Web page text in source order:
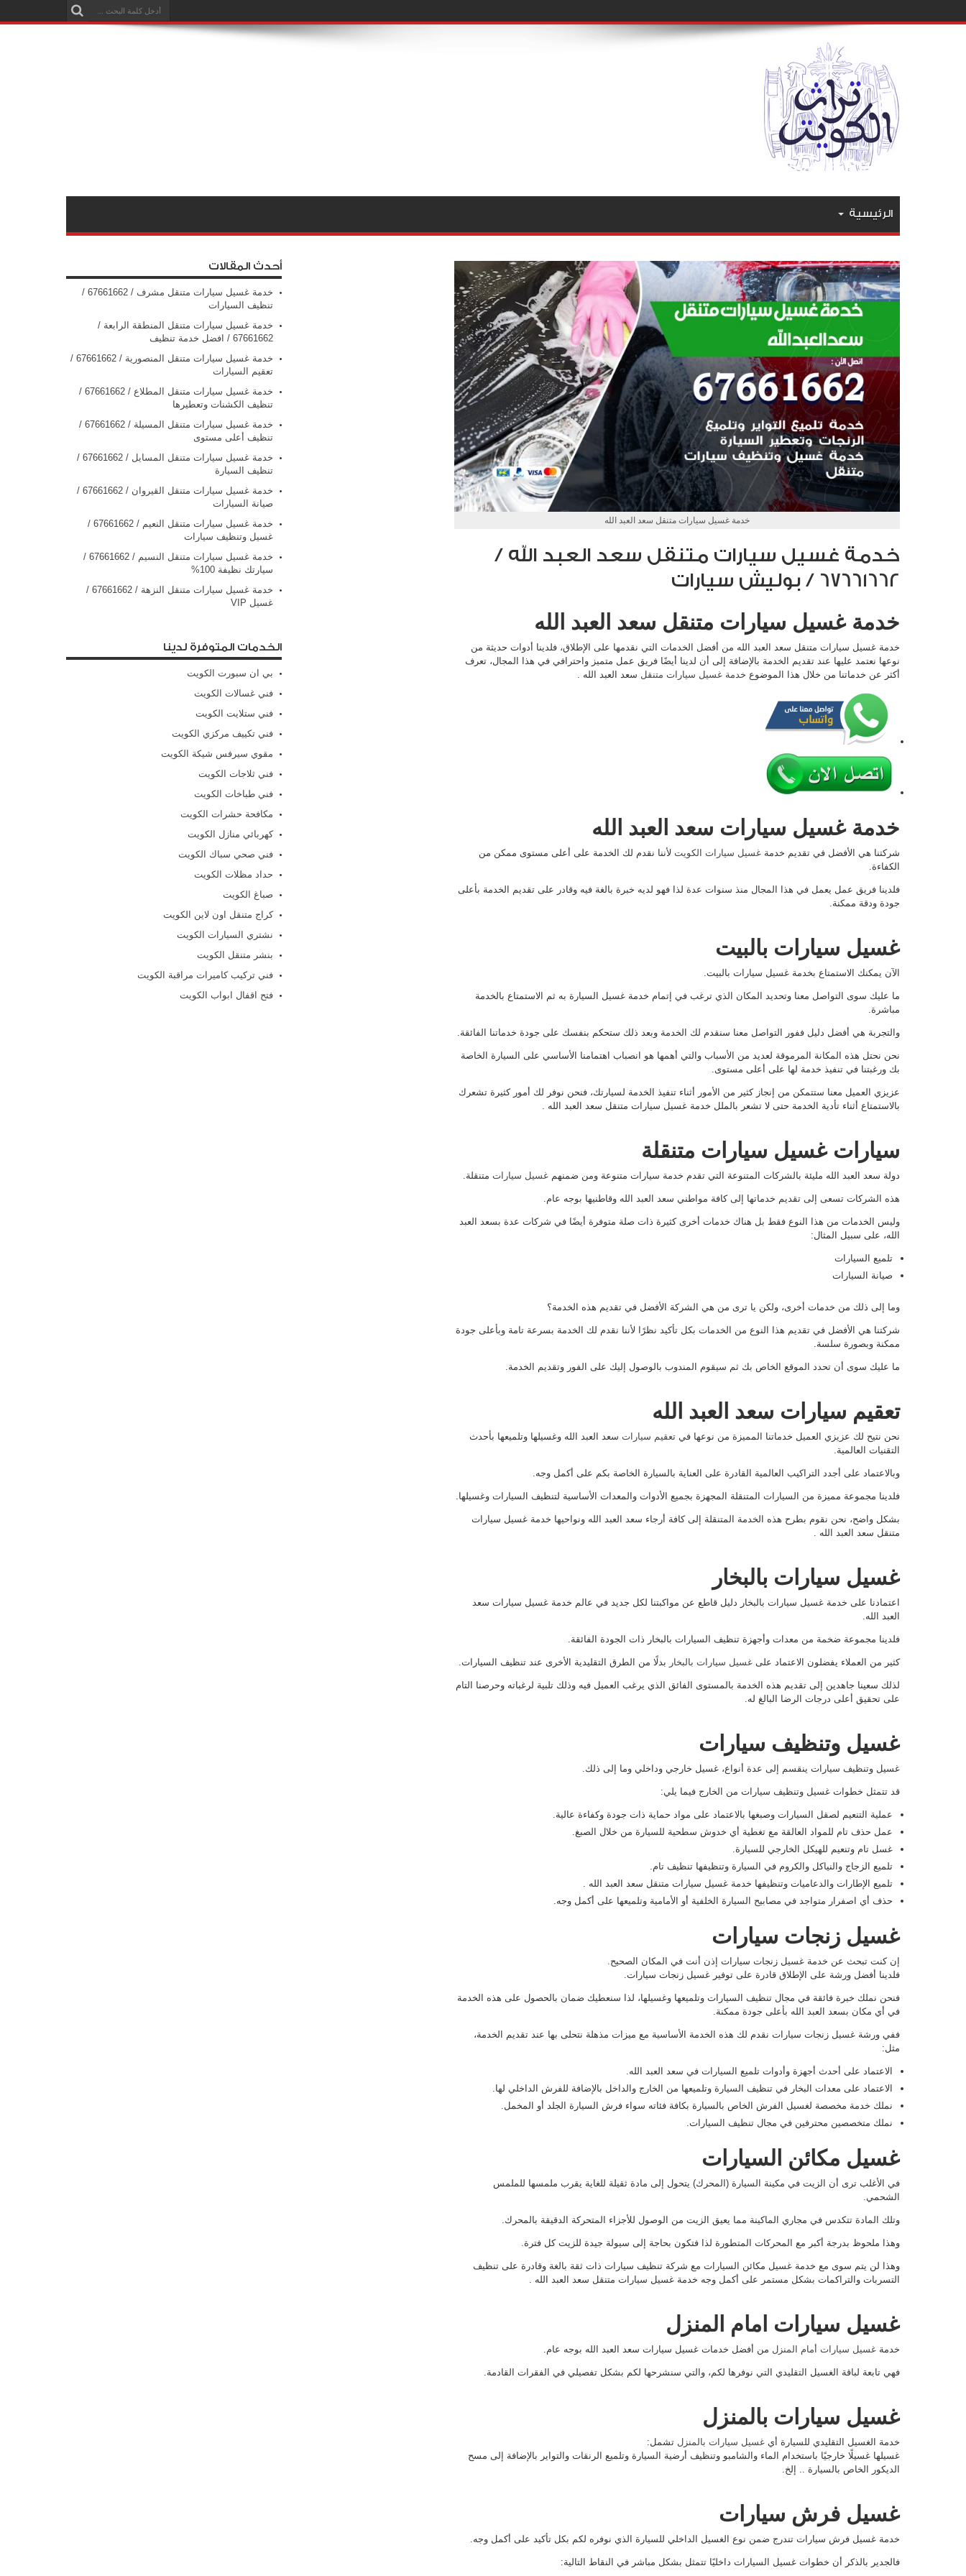
الرئيسية
خدمة غسيل سيارات متنقل سعد العبد الله
خدمة غسيل سيارات متنقل سعد العبد الله /
67661662 / بوليش سيارات
خدمة غسيل سيارات متنقل سعد العبد الله
خدمة غسيل سيارات متنقل سعد العبد الله من أفضل الخدمات التي نقدمها على الإطلاق، فلدينا أدوات حديثة من
نوعها نعتمد عليها عند تقديم الخدمة بالإضافة إلى أن لدينا أيضًا فريق عمل متميز واحترافي في هذا المجال، تعرف
أكثر عن خدماتنا من خلال هذا الموضوع خدمة غسيل سيارات متنقل سعد العبد الله .
خدمة غسيل سيارات سعد العبد الله
شركتنا هي الأفضل في تقديم خدمة غسيل سيارات الكويت لأننا نقدم لك الخدمة على أعلى مستوى ممكن من
الكفاءة.
فلدينا فريق عمل يعمل في هذا المجال منذ سنوات عدة لذا فهو لديه خبرة بالغة فيه وقادر على تقديم الخدمة بأعلى
جودة ودقة ممكنة.
غسيل سيارات بالبيت
الآن يمكنك الاستمتاع بخدمة غسيل سيارات بالبيت.
ما عليك سوى التواصل معنا وتحديد المكان الذي ترغب في إتمام خدمة غسيل السيارة به ثم الاستمتاع بالخدمة
مباشرة.
والتجربة هي أفضل دليل ففور التواصل معنا سنقدم لك الخدمة وبعد ذلك ستحكم بنفسك على جودة خدماتنا الفائقة.
نحن نحتل هذه المكانة المرموقة لعديد من الأسباب والتي أهمها هو انصباب اهتمامنا الأساسي على السيارة الخاصة
بك ورغبتنا في تنفيذ خدمة لها على أعلى مستوى.
عزيزي العميل معنا ستتمكن من إنجاز كثير من الأمور أثناء تنفيذ الخدمة لسيارتك، فنحن نوفر لك أمور كثيرة تشعرك
بالاستمتاع أثناء تأدية الخدمة حتى لا تشعر بالملل خدمة غسيل سيارات متنقل سعد العبد الله .
سيارات غسيل سيارات متنقلة
دولة سعد العبد الله مليئة بالشركات المتنوعة التي تقدم خدمة سيارات متنوعة ومن ضمنهم غسيل سيارات متنقلة.
هذه الشركات تسعى إلى تقديم خدماتها إلى كافة مواطني سعد العبد الله وقاطنيها بوجه عام.
وليس الخدمات من هذا النوع فقط بل هناك خدمات أخرى كثيرة ذات صلة متوفرة أيضًا في شركات عدة بسعد العبد
الله، على سبيل المثال:
تلميع السيارات
صيانة السيارات
وما إلى ذلك من خدمات أخرى، ولكن يا ترى من هي الشركة الأفضل في تقديم هذه الخدمة؟
شركتنا هي الأفضل في تقديم هذا النوع من الخدمات بكل تأكيد نظرًا لأننا نقدم لك الخدمة بسرعة تامة وبأعلى جودة
ممكنة وبصورة سلسة.
ما عليك سوى أن تحدد الموقع الخاص بك ثم سيقوم المندوب بالوصول إليك على الفور وتقديم الخدمة.
تعقيم سيارات سعد العبد الله
نحن نتيح لك عزيزي العميل خدماتنا المميزة من نوعها في تعقيم سيارات سعد العبد الله وغسيلها وتلميعها بأحدث
التقنيات العالمية.
وبالاعتماد على أجدد التراكيب العالمية القادرة على العناية بالسيارة الخاصة بكم على أكمل وجه.
فلدينا مجموعة مميزة من السيارات المتنقلة المجهزة بجميع الأدوات والمعدات الأساسية لتنظيف السيارات وغسيلها.
بشكل واضح، نحن نقوم بطرح هذه الخدمة المتنقلة إلى كافة أرجاء سعد العبد الله ونواحيها خدمة غسيل سيارات
متنقل سعد العبد الله .
غسيل سيارات بالبخار
اعتمادنا على خدمة غسيل سيارات بالبخار دليل قاطع عن مواكبتنا لكل جديد في عالم خدمة غسيل سيارات سعد
العبد الله.
فلدينا مجموعة ضخمة من معدات وأجهزة تنظيف السيارات بالبخار ذات الجودة الفائقة.
كثير من العملاء يفضلون الاعتماد على غسيل سيارات بالبخار بدلًا من الطرق التقليدية الأخرى عند تنظيف السيارات.
لذلك سعينا جاهدين إلى تقديم هذه الخدمة بالمستوى الفائق الذي يرغب العميل فيه وذلك تلبية لرغباته وحرصنا التام
على تحقيق أعلى درجات الرضا البالغ له.
غسيل وتنظيف سيارات
غسيل وتنظيف سيارات ينقسم إلى عدة أنواع، غسيل خارجي وداخلي وما إلى ذلك.
قد تتمثل خطوات غسيل وتنظيف سيارات من الخارج فيما يلي:
عملية التنعيم لصقل السيارات وصبغها بالاعتماد على مواد حماية ذات جودة وكفاءة عالية.
عمل حذف تام للمواد العالقة مع تغطية أي خدوش سطحية للسيارة من خلال الصبغ.
غسل تام وتنعيم للهيكل الخارجي للسيارة.
تلميع الزجاج والنياكل والكروم في السيارة وتنظيفها تنظيف تام.
تلميع الإطارات والدعاميات وتنظيفها خدمة غسيل سيارات متنقل سعد العبد الله .
حذف أي اصفرار متواجد في مصابيح السيارة الخلفية أو الأمامية وتلميعها على أكمل وجه.
غسيل زنجات سيارات
إن كنت تبحث عن خدمة غسيل زنجات سيارات إذن أنت في المكان الصحيح.
فلدينا أفضل ورشة على الإطلاق قادرة على توفير غسيل زنجات سيارات.
فنحن نملك خبرة فائقة في مجال تنظيف السيارات وتلميعها وغسيلها، لذا سنعطيك ضمان بالحصول على هذه الخدمة
في أي مكان بسعد العبد الله بأعلى جودة ممكنة.
ففي ورشة غسيل زنجات سيارات نقدم لك هذه الخدمة الأساسية مع ميزات مذهلة نتحلى بها عند تقديم الخدمة،
مثل:
الاعتماد على أحدث أجهزة وأدوات تلميع السيارات في سعد العبد الله.
الاعتماد على معدات البخار في تنظيف السيارة وتلميعها من الخارج والداخل بالإضافة للفرش الداخلي لها.
نملك خدمة مخصصة لغسيل الفرش الخاص بالسيارة بكافة فئاته سواء فرش السيارة الجلد أو المخمل.
نملك متخصصين محترفين في مجال تنظيف السيارات.
غسيل مكائن السيارات
في الأغلب ترى أن الزيت في مكينة السيارة (المحرك) يتحول إلى مادة ثقيلة للغاية يقرب ملمسها للملمس
الشحمي.
وتلك المادة تتكدس في مجاري الماكينة مما يعيق الزيت من الوصول للأجزاء المتحركة الدقيقة بالمحرك.
وهذا ملحوظ بدرجة أكبر مع المحركات المتطورة لذا فتكون بحاجة إلى سيولة جيدة للزيت كل فترة.
وهذا لن يتم سوى مع خدمة غسيل مكائن السيارات مع شركة تنظيف سيارات ذات ثقة بالغة وقادرة على تنظيف
التسربات والتراكمات بشكل مستمر على أكمل وجه خدمة غسيل سيارات متنقل سعد العبد الله .
غسيل سيارات امام المنزل
خدمة غسيل سيارات أمام المنزل من أفضل خدمات غسيل سيارات سعد العبد الله بوجه عام.
فهي تابعة لباقة الغسيل التقليدي التي نوفرها لكم، والتي سنشرحها لكم بشكل تفصيلي في الفقرات القادمة.
غسيل سيارات بالمنزل
خدمة الغسيل التقليدي للسيارة أي غسيل سيارات بالمنزل تشمل:
غسيلها غسيلًا خارجيًا باستخدام الماء والشامبو وتنظيف أرضية السيارة وتلميع الرنقات والتواير بالإضافة إلى مسح
الديكور الخاص بالسيارة .. إلخ.
غسيل فرش سيارات
خدمة غسيل فرش سيارات تندرج ضمن نوع الغسيل الداخلي للسيارة الذي نوفره لكم بكل تأكيد على أكمل وجه.
فالجدير بالذكر أن خطوات غسيل السيارات داخليًا تتمثل بشكل مباشر في النقاط التالية:
أحدث المقالات
خدمة غسيل سيارات متنقل مشرف / 67661662 /
تنظيف السيارات
خدمة غسيل سيارات متنقل المنطقة الرابعة /
67661662 / افضل خدمة تنظيف
خدمة غسيل سيارات متنقل المنصورية / 67661662 /
تعقيم السيارات
خدمة غسيل سيارات متنقل المطلاع / 67661662 /
تنظيف الكشنات وتعطيرها
خدمة غسيل سيارات متنقل المسيلة / 67661662 /
تنظيف أعلى مستوى
خدمة غسيل سيارات متنقل المسايل / 67661662 /
تنظيف السيارة
خدمة غسيل سيارات متنقل القيروان / 67661662 /
صيانة السيارات
خدمة غسيل سيارات متنقل النعيم / 67661662 /
غسيل وتنظيف سيارات
خدمة غسيل سيارات متنقل النسيم / 67661662 /
سيارتك نظيفة 100%
خدمة غسيل سيارات متنقل النزهة / 67661662 /
غسيل VIP
الخدمات المتوفرة لدينا
بي ان سبورت الكويت
فني غسالات الكويت
فني ستلايت الكويت
فني تكييف مركزي الكويت
مقوي سيرفس شيكة الكويت
فني ثلاجات الكويت
فني طباخات الكويت
مكافحة حشرات الكويت
كهربائي منازل الكويت
فني صحي سباك الكويت
حداد مظلات الكويت
صباغ الكويت
كراج متنقل اون لاين الكويت
نشتري السيارات الكويت
بنشر متنقل الكويت
فني تركيب كاميرات مراقبة الكويت
فتح اقفال ابواب الكويت